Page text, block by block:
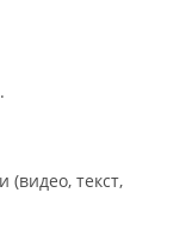
текст,